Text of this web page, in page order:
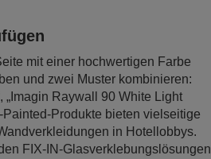
mit einer hochwertigen Farbe
und zwei Muster kombinieren:
„Imagin Raywall 90 White Light
Produkte bieten vielseitige
in Hotellobbys.
FIX-IN-Glasverklebungslösungen